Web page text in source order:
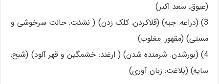
(عیوق: سعد اکبر)
3) (دراعه: جبه) (قلاکردن: کلک زدن) ( نشئت: حالت سرخوشی و
مستی) (مقهور: مغلوب)
4) (بورشدن: شرمنده شدن) ( ارغند: خشمگین و قهر آلود) (شبح:
سایه) (بلاغت: زبان آوری)